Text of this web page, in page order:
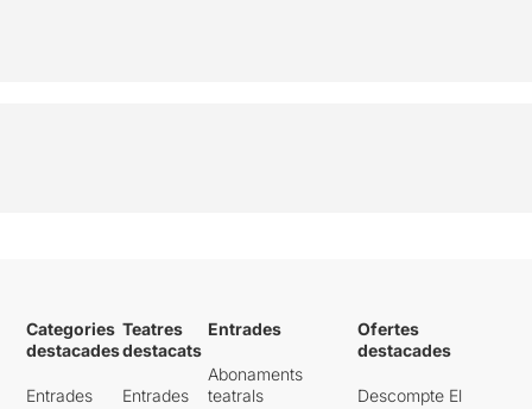
Categories
destacades
Entrades
Teatres
destacats
Entrades
Entrades
Abonaments
teatrals
Ofertes
destacades
Descompte El